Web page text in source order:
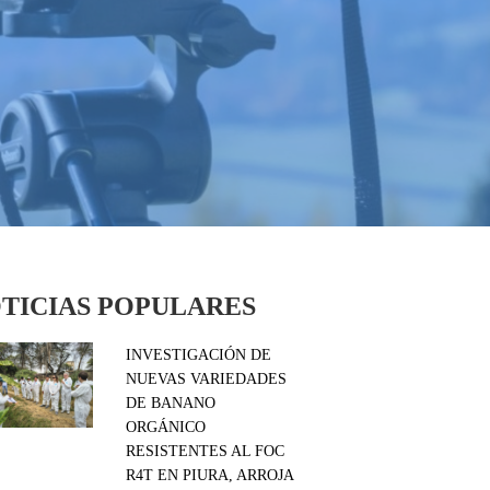
POPULARES
INVESTIGACIÓN DE
NUEVAS VARIEDADES
DE BANANO
ORGÁNICO
RESISTENTES AL FOC
R4T EN PIURA, ARROJA